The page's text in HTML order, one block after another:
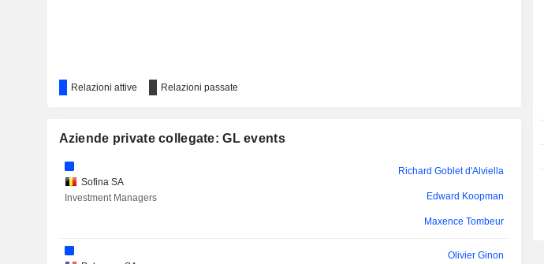
Relazioni attive Relazioni passate
Aziende private collegate: GL events
Sofina SA
Investment Managers
Richard Goblet d'Alviella
Edward Koopman
Maxence Tombeur
Olivier Ginon